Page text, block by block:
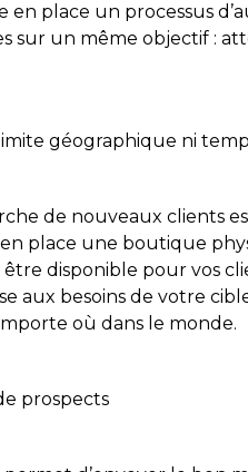
place un processus
sur un même objectif :
géographique ni
de nouveaux clients
place une boutique
disponible pour vos
aux besoins de votre
où dans le monde.
prospects